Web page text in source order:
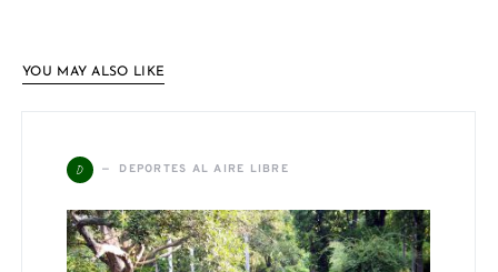
YOU MAY ALSO LIKE
D DEPORTES AL AIRE LIBRE